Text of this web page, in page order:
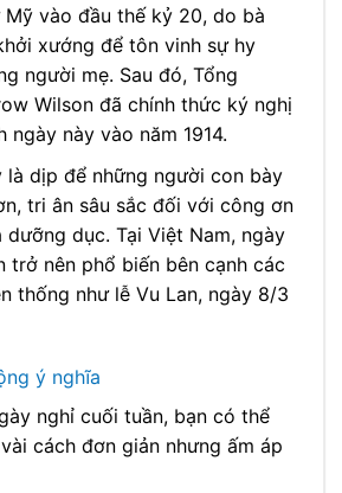
vào đầu thế kỷ 20, do bà
xướng để tôn vinh sự hy
người mẹ. Sau đó, Tổng
Wilson đã chính thức ký nghị
ngày này vào năm 1914.
là dịp để những người con bày
tri ân sâu sắc đối với công ơn
dưỡng dục. Tại Việt Nam, ngày
trở nên phổ biến bên cạnh các
thống như lễ Vu Lan, ngày 8/3
ý nghĩa
nghỉ cuối tuần, bạn có thể
cách đơn giản nhưng ấm áp